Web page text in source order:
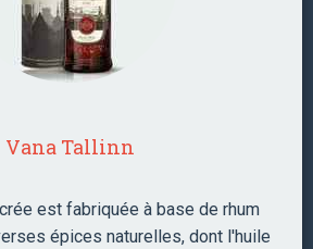
Vana Tallinn
est fabriquée à base de rhum
épices naturelles, dont l'huile